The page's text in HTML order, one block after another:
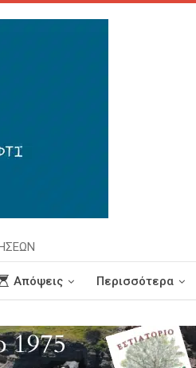
Απόψεις Περισσότερα